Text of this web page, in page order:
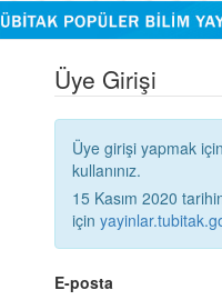
Üye Girişi
Üye girişi yapmak için
kullanınız.
15 Kasım 2020
için
E-posta